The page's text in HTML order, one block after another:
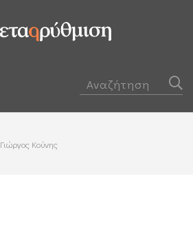
Γιώργος Κούνης